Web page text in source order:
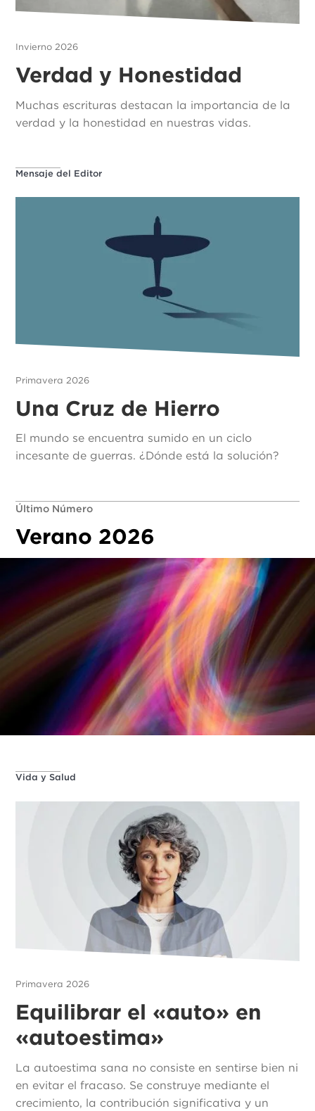
Invierno 2026
Verdad y Honestidad
Muchas escrituras destacan la importancia de la
verdad y la honestidad en nuestras vidas.
Mensaje del Editor
Primavera 2026
Una Cruz de Hierro
El mundo se encuentra sumido en un ciclo
incesante de guerras. ¿Dónde está la solución?
Último Número
Verano 2026
Vida y Salud
Primavera 2026
Equilibrar el «auto» en
«autoestima»
La autoestima sana no consiste en sentirse bien ni
en evitar el fracaso. Se construye mediante el
crecimiento, la contribución significativa y un